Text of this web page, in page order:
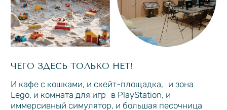
ИГРОВАЯ ПЛОЩАДКА
ДЛЯ ДЕТЕЙ
ОТ 2 ДО 4 ЛЕТ
и качельки. К площадке примыкает бассейн
глубиной 20 см.